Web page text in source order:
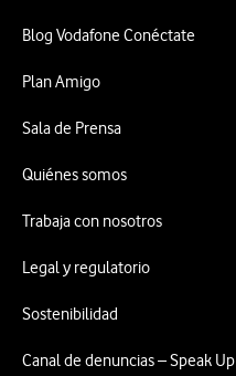
Blog Vodafone Conéctate
Plan Amigo
Sala de Prensa
Quiénes somos
Trabaja con nosotros
Legal y regulatorio
Sostenibilidad
Canal de denuncias – Speak Up